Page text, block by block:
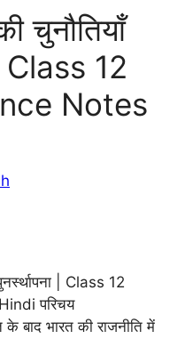
चुनौतियाँ
Class 12
Notes
| Class 12
परिचय
बाद भारत की राजनीति में